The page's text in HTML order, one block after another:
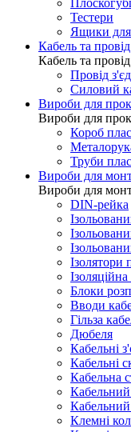
Тестери
Ящики для
Кабель та провід
Кабель та провід
Провід
Силовий
Вироби для
Вироби для
Короб
Труби
Вироби для
Вироби для
DIN-рейка
Ізолятори
Ізоляційна
Блоки
Вводи
Гільза
Дюбеля
Кабельнi
Кабельні
Кабельна
Клемні